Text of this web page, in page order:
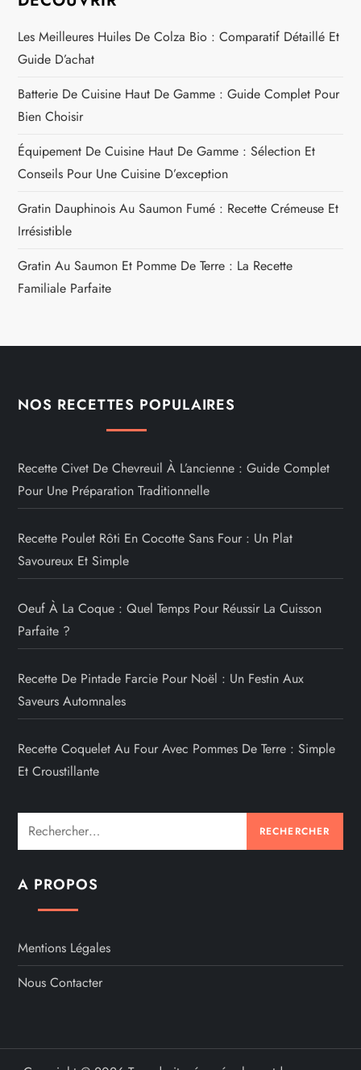
Les Meilleures Huiles De Colza Bio : Comparatif Détaillé Et
Guide D’achat
Batterie De Cuisine Haut De Gamme : Guide Complet Pour
Bien Choisir
Équipement De Cuisine Haut De Gamme : Sélection Et
Conseils Pour Une Cuisine D’exception
Gratin Dauphinois Au Saumon Fumé : Recette Crémeuse Et
Irrésistible
Gratin Au Saumon Et Pomme De Terre : La Recette
Familiale Parfaite
NOS RECETTES POPULAIRES
Recette Civet De Chevreuil À L’ancienne : Guide Complet
Pour Une Préparation Traditionnelle
Recette Poulet Rôti En Cocotte Sans Four : Un Plat
Savoureux Et Simple
Oeuf À La Coque : Quel Temps Pour Réussir La Cuisson
Parfaite ?
Recette De Pintade Farcie Pour Noël : Un Festin Aux
Saveurs Automnales
Recette Coquelet Au Four Avec Pommes De Terre : Simple
Et Croustillante
Rechercher :
A PROPOS
Mentions Légales
Nous Contacter